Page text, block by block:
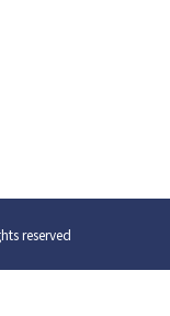
reserved